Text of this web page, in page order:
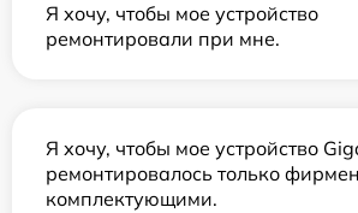
Я хочу, чтобы мое устройство
ремонтировали при мне.
Я хочу, чтобы мое устройство
ремонтировалось только
комплектующими.